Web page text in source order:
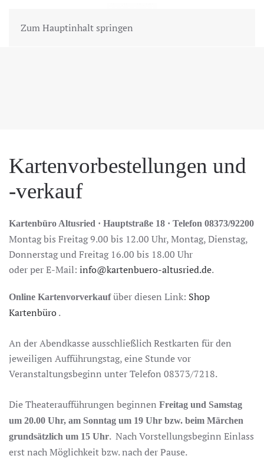
Zum Hauptinhalt springen
MENÜ
Kartenvorbestellungen und
-verkauf
Kartenbüro Altusried · Hauptstraße 18 · Telefon 08373/92200
Montag bis Freitag 9.00 bis 12.00 Uhr, Montag, Dienstag,
Donnerstag und Freitag 16.00 bis 18.00 Uhr
oder per E-Mail: info@kartenbuero-altusried.de.
Online Kartenvorverkaufüber diesen Link: Shop
Kartenbüro.
An der Abendkasse ausschließlich Restkarten für den
jeweiligen Aufführungstag, eine Stunde vor
Veranstaltungsbeginn unter Telefon 08373/7218.
Die Theateraufführungen beginnen Freitag und Samstag
um 20.00 Uhr, am Sonntag um 19 Uhr bzw. beim Märchen
grundsätzlich um 15 Uhr. Nach Vorstellungsbeginn Einlass
erst nach Möglichkeit bzw. nach der Pause.